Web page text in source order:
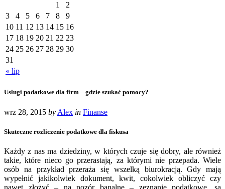
« lip
1
2
3
4 5 6 7 8
9
10 11 12 13 14 15 16
17 18 19 20 21 22 23
24 25 26 27 28 29 30
31
Usługi podatkowe dla firm – gdzie szukać pomocy?
wrz 28, 2015 by Alex in Finanse
Skuteczne rozliczenie podatkowe dla fiskusa
Każdy z nas ma dziedziny, w których czuje się dobry, ale również
takie, które nieco go przerastają, za którymi nie przepada. Wiele
osób na przykład przeraża się wszelką biurokracją. Gdy mają
wypełnić jakikolwiek dokument, kwit, cokolwiek obliczyć czy
nawet złożyć – na pozór banalne – zeznanie podatkowe, są